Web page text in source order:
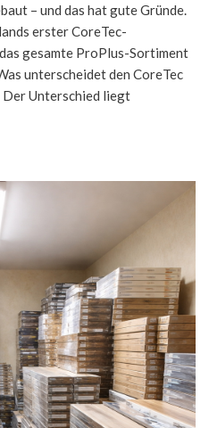
– und das hat gute Gründe.
erster CoreTec-
gesamte ProPlus-Sortiment
unterscheidet den CoreTec
Unterschied liegt